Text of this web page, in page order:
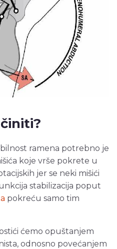
ramena potrebno je
koje vrše pokrete u
jer se neki mišići
stabilizacija poput
pokreću samo tim
ćemo opuštanjem
odnosno povećanjem